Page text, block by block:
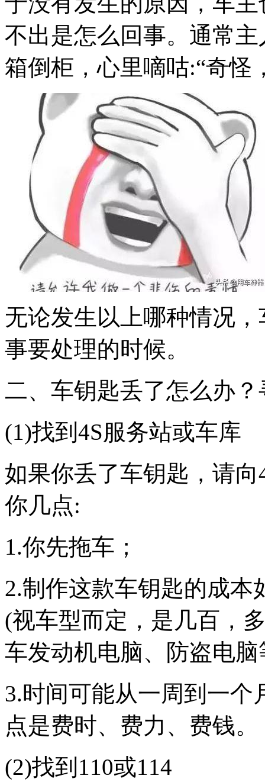
不出是怎么回事。通常
箱倒柜，心里嘀咕:“奇
无论发生以上哪种情况
事要处理的时候。
二、车钥匙丢了怎么办
(1)找到4S服务站或车库
如果你丢了车钥匙，请
你几点:
1.你先拖车；
2.制作这款车钥匙的成
(视车型而定，是几百，
车发动机电脑、防盗电
3.时间可能从一周到一个
点是费时、费力、费钱。
(2)找到110或114